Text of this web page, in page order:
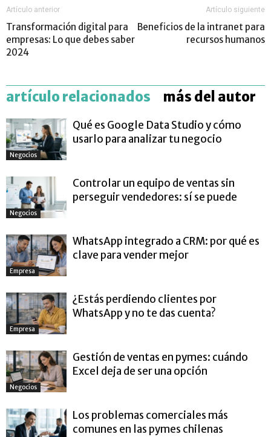
Artículo anterior
Transformación digital para
empresas: Lo que debes saber
2024
Artículo siguiente
Beneficios de la intranet para
recursos humanos
artículo relacionados más del autor
Negocios
Qué es Google Data Studio y cómo
usarlo para analizar tu negocio
Negocios
Controlar un equipo de ventas sin
perseguir vendedores: sí se puede
Empresa
WhatsApp integrado a CRM: por qué es
clave para vender mejor
Empresa
¿Estás perdiendo clientes por
WhatsApp y no te das cuenta?
Negocios
Gestión de ventas en pymes: cuándo
Excel deja de ser una opción
Los problemas comerciales más
comunes en las pymes chilenas